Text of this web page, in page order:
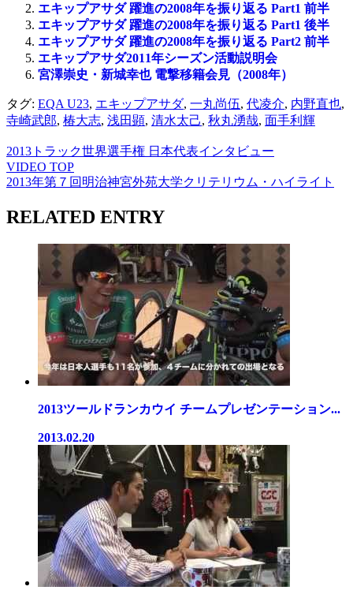
エキップアサダ 躍進の2008年を振り返る Part1 前半
エキップアサダ 躍進の2008年を振り返る Part1 後半
エキップアサダ 躍進の2008年を振り返る Part2 前半
エキップアサダ2011年シーズン活動説明会
宮澤崇史・新城幸也 電撃移籍会見（2008年）
タグ: EQA U23, エキップアサダ, 一丸尚伍, 代凌介, 内野直也,
寺崎武郎, 椿大志, 浅田顕, 清水太己, 秋丸湧哉, 面手利輝
2013トラック世界選手権 日本代表インタビュー
VIDEO TOP
2013年第７回明治神宮外苑大学クリテリウム・ハイライト
RELATED ENTRY
2013ツールドランカウイ チームプレゼンテーション...
2013.02.20